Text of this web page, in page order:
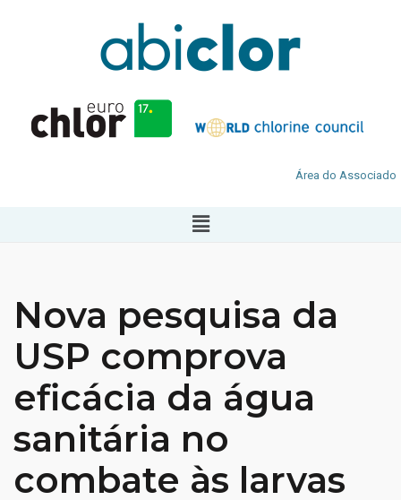
Área do Associado
Nova pesquisa da
USP comprova
eficácia da água
sanitária no
combate às larvas